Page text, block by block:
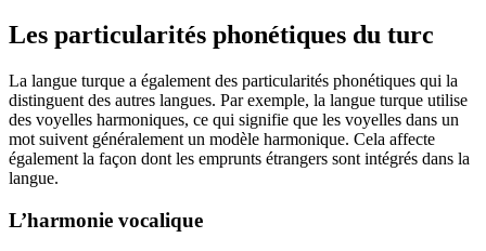
Les particularités phonétiques du turc
La langue turque a également des particularités phonétiques qui la
distinguent des autres langues. Par exemple, la langue turque utilise
des voyelles harmoniques, ce qui signifie que les voyelles dans un
mot suivent généralement un modèle harmonique. Cela affecte
également la façon dont les emprunts étrangers sont intégrés dans la
langue.
L’harmonie vocalique